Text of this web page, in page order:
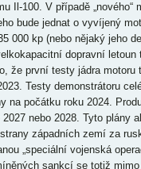
Il-100. V případě „nového“
bude jednat o vyvíjený
000 kp (nebo nějaký jeho
dopravní letoun
že první testy jádra motoru
Testy demonstrátoru
na počátku roku 2024.
nebo 2028. Tyto plány
západních zemí za
„speciální vojenská
sankcí se totiž